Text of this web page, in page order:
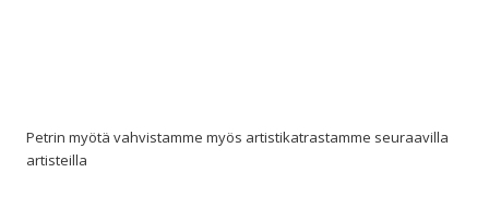
Petrin myötä vahvistamme myös artistikatrastamme seuraavilla
artisteilla